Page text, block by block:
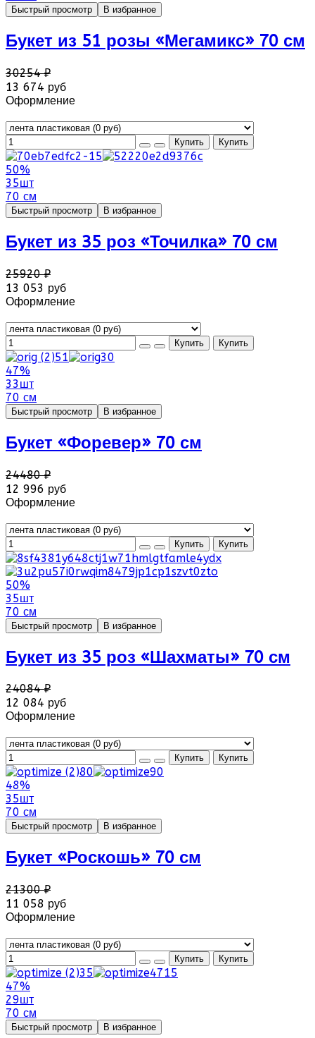
Быстрый просмотр В избранное
Букет из 51 розы «Мегамикс» 70 см
30254 ₽
13 674 руб
Оформление
50%
35шт
70 см
Быстрый просмотр В избранное
Букет из 35 роз «Точилка» 70 см
25920 ₽
13 053 руб
Оформление
47%
33шт
70 см
Быстрый просмотр В избранное
Букет «Форевер» 70 см
24480 ₽
12 996 руб
Оформление
50%
35шт
70 см
Быстрый просмотр В избранное
Букет из 35 роз «Шахматы» 70 см
24084 ₽
12 084 руб
Оформление
48%
35шт
70 см
Быстрый просмотр В избранное
Букет «Роскошь» 70 см
21300 ₽
11 058 руб
Оформление
47%
29шт
70 см
Быстрый просмотр В избранное